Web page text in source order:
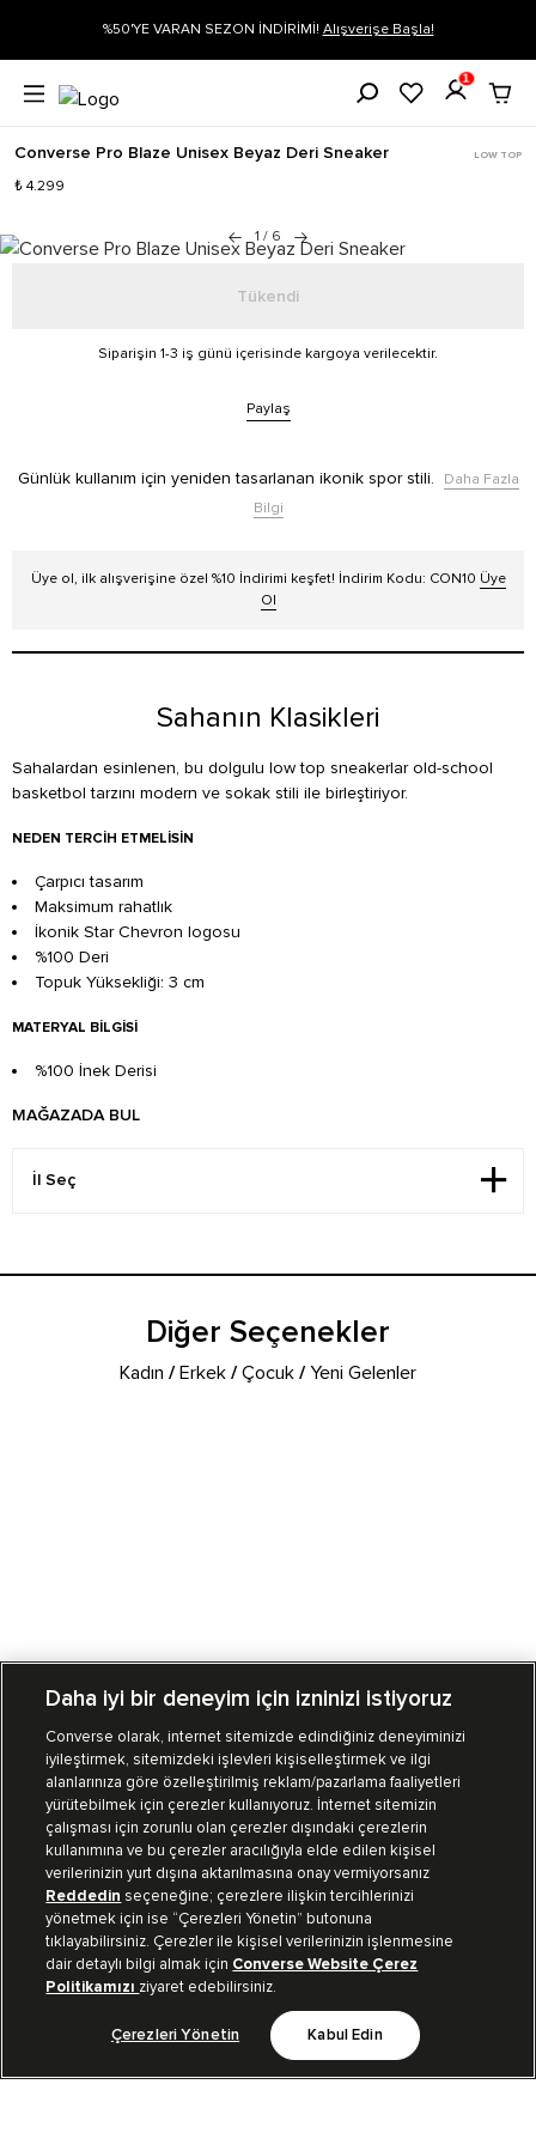
Alışverişe Başla! Siparişin 1-3 iş günü içerisinde kargoya
1
Converse Pro Blaze Unisex Beyaz Deri Sneaker LOW TOP
₺ 4.299
1 / 6
Tükendi
Siparişin 1-3 iş günü içerisinde kargoya verilecektir.
Paylaş
Günlük kullanım için yeniden tasarlanan ikonik spor stili.
Daha Fazla
Bilgi
Üye ol, ilk alışverişine özel %10 İndirimi keşfet! İndirim Kodu: CON10 Üye
Ol
Sahanın Klasikleri
Sahalardan esinlenen, bu dolgulu low top sneakerlar old-school
basketbol tarzını modern ve sokak stili ile birleştiriyor.
NEDEN TERCIH ETMELISIN
Çarpıcı tasarım
Maksimum rahatlık
İkonik Star Chevron logosu
%100 Deri
Topuk Yüksekliği: 3 cm
MATERYAL BILGISI
%100 İnek Derisi
MAĞAZADA BUL
Diğer Seçenekler
Kadın /Erkek /Çocuk /Yeni Gelenler
Mağazalarımız Sipariş Takibi
Müşteri İlişkileri
Koleksiyon
Kurumsal
Bizi Takip Et
Daha iyi bir deneyim için izninizi istiyoruz
Converse olarak, internet sitemizde edindiğiniz deneyiminizi
iyileştirmek, sitemizdeki işlevleri kişiselleştirmek ve ilgi
alanlarınıza göre özelleştirilmiş reklam/pazarlama faaliyetleri
yürütebilmek için çerezler kullanıyoruz. İnternet sitemizin
çalışması için zorunlu olan çerezler dışındaki çerezlerin
kullanımına ve bu çerezler aracılığıyla elde edilen kişisel
verilerinizin yurt dışına aktarılmasına onay vermiyorsanız
Reddedin seçeneğine; çerezlere ilişkin tercihlerinizi
yönetmek için ise “Çerezleri Yönetin” butonuna
tıklayabilirsiniz. Çerezler ile kişisel verilerinizin işlenmesine
dair detaylı bilgi almak için Converse Website Çerez
Politikamızı ziyaret edebilirsiniz.
Çerezleri Yönetin Kabul Edin